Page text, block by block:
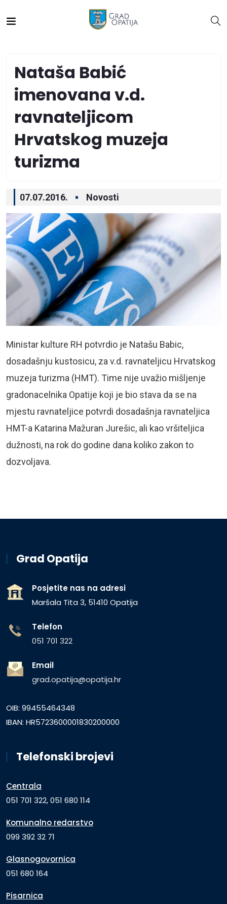
Nataša Babić
imenovana v.d.
ravnateljicom
Hrvatskog muzeja
turizma
07.07.2016. Novosti
Ministar kulture RH potvrdio je Natašu Babic,
dosadašnju kustosicu, za v.d. ravnateljicu Hrvatskog
muzeja turizma (HMT). Time nije uvažio mišljenje
gradonacelnika Opatije koji je bio stava da se na
mjestu ravnateljice potvrdi dosadašnja ravnateljica
HMT-a Katarina Mažuran Jurešic, ali kao vršiteljica
dužnosti, na rok do godine dana koliko zakon to
dozvoljava.
Grad Opatija
Posjetite nas na adresi
Maršala Tita 3, 51410 Opatija
Telefon
051 701 322
Email
grad.opatija@opatija.hr
OIB: 99455464348
IBAN: HR5723600001830200000
Telefonski brojevi
Centrala
051 701 322, 051 680 114
Komunalno redarstvo
099 392 32 71
Glasnogovornica
051 680 164
Pisarnica